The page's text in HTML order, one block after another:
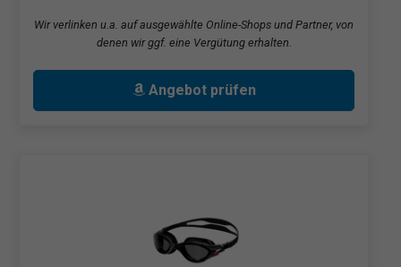
Wir verlinken u.a. auf ausgewählte Online-Shops und Partner, von
denen wir ggf. eine Vergütung erhalten.
Angebot prüfen